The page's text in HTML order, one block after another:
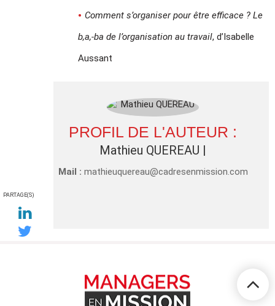
PARTAGE(S)
Comment s’organiser pour être efficace ? Le
b,a,-ba de l’organisation au travail, d’Isabelle
Aussant
PROFIL DE L'AUTEUR :
Mathieu QUEREAU |
Mail : mathieuquereau@cadresenmission.com